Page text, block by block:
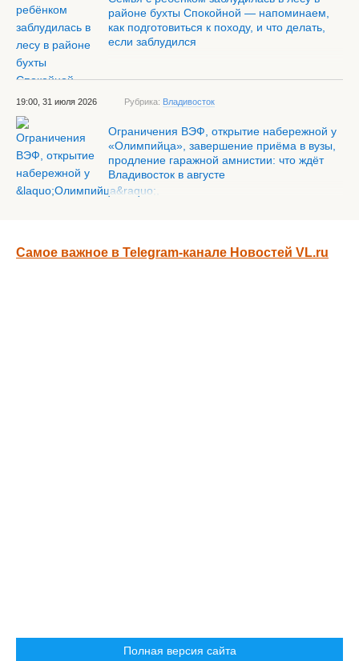
районе бухты Спокойной — напоминаем,
как подготовиться к походу, и что делать,
если заблудился
19:00, 31 июля 2026 Рубрика: Владивосток
Ограничения ВЭФ, открытие набережной у
«Олимпийца», завершение приёма в вузы,
продление гаражной амнистии: что ждёт
Владивосток в августе
Самое важное в Telegram-канале Новостей VL.ru
Полная версия сайта